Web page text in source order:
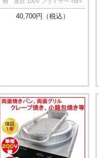
40,700円（税込）